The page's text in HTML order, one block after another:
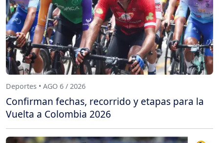
Deportes • AGO 6 / 2026
Confirman fechas, recorrido y etapas para la
Vuelta a Colombia 2026